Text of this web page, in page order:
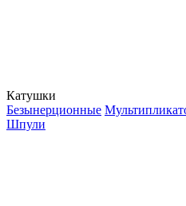
Катушки
Безынерционные
Шпули